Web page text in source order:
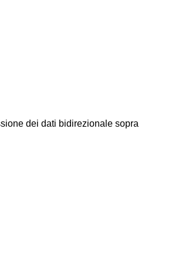
dei dati bidirezionale sopra